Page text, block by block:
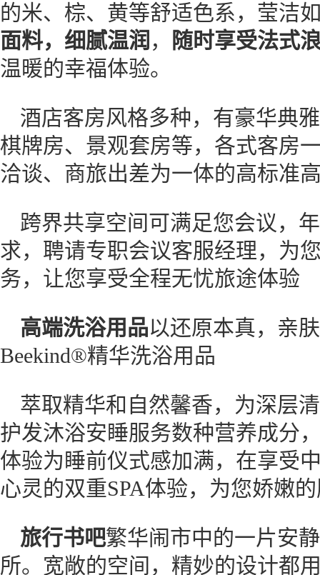
的米、棕、黄等舒适色系，莹洁
面料，细腻温润 ，
随时享受法式
温暖的幸福体验。
酒店客房风格多种，有豪华典
棋牌房、景观套房等，各式客房
洽谈、商旅出差为一体的高标准
跨界共享空间可满足您会议，
求，聘请专职会议客服经理，为
务，让您享受全程无忧旅途体验
高端洗浴用品以还原本真，亲
Beekind®精华洗浴用品
萃取精华和自然馨香，为深层
护发沐浴安睡服务数种营养成分
体验为睡前仪式感加满，在享受
心灵的双重SPA体验，为您娇嫩
旅行书吧繁华闹市中的一片安
所。宽敞的空间，精妙的设计都